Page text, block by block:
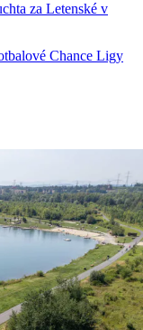
za Letenské v
Chance Ligy